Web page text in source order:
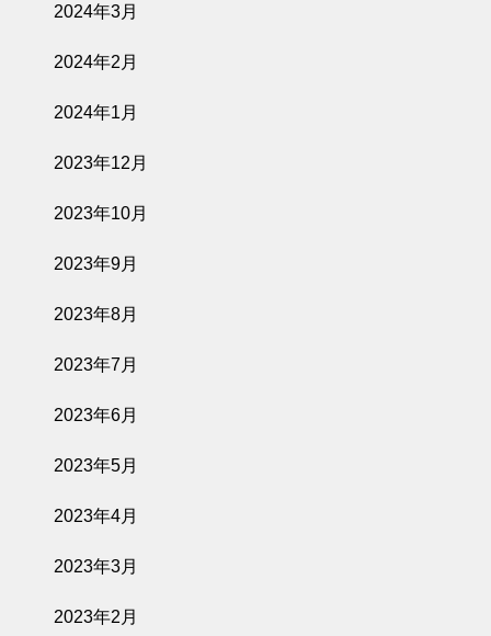
2024年3月
2024年2月
2024年1月
2023年12月
2023年10月
2023年9月
2023年8月
2023年7月
2023年6月
2023年5月
2023年4月
2023年3月
2023年2月